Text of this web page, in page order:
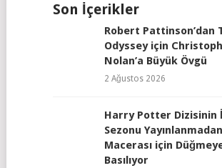
Son İçerikler
Robert Pattinson’dan
Odyssey için
Nolan’a Büyük Övgü
2 Ağustos 2026
Harry Potter Dizisinin
Sezonu
Macerası için
Basılıyor